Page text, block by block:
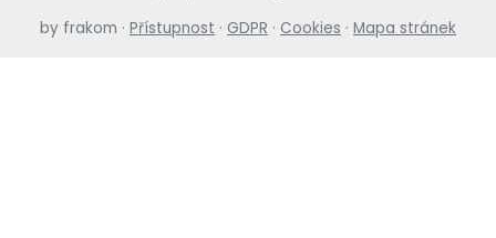
by frakom · Přístupnost · GDPR · Cookies · Mapa stránek